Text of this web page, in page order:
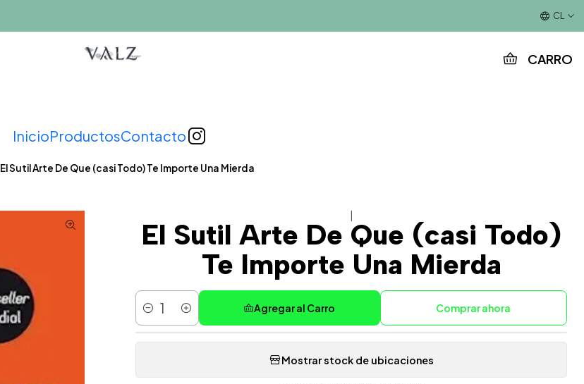
CARRO
InicioProductosContacto
CL
El Sutil Arte De Que (casi Todo) Te Importe Una Mierda
El Sutil Arte De Que (casi Todo)
Te Importe Una Mierda
Cantidad
Agregar al Carro Comprar ahora
Mostrar stock de ubicaciones